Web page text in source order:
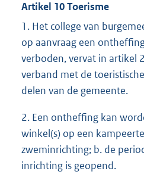
Artikel 10 Toerisme
1. Het college van
op aanvraag een
verboden, vervat in artikel
verband met de
delen van de gemeente.
2. Een ontheffing kan
winkel(s) op een
zweminrichting; b. de
inrichting is geopend.